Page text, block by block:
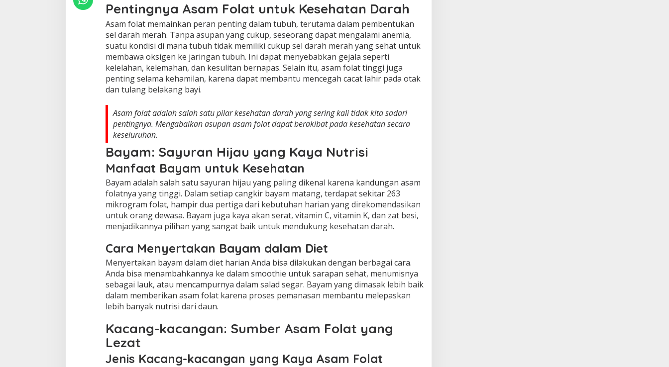
Pentingnya Asam Folat untuk Kesehatan Darah
Asam folat memainkan peran penting dalam tubuh, terutama dalam pembentukan
sel darah merah. Tanpa asupan yang cukup, seseorang dapat mengalami anemia,
suatu kondisi di mana tubuh tidak memiliki cukup sel darah merah yang sehat untuk
membawa oksigen ke jaringan tubuh. Ini dapat menyebabkan gejala seperti
kelelahan, kelemahan, dan kesulitan bernapas. Selain itu, asam folat tinggi juga
penting selama kehamilan, karena dapat membantu mencegah cacat lahir pada otak
dan tulang belakang bayi.
Asam folat adalah salah satu pilar kesehatan darah yang sering kali tidak kita sadari
pentingnya. Mengabaikan asupan asam folat dapat berakibat pada kesehatan secara
keseluruhan.
Bayam: Sayuran Hijau yang Kaya Nutrisi
Manfaat Bayam untuk Kesehatan
Bayam adalah salah satu sayuran hijau yang paling dikenal karena kandungan asam
folatnya yang tinggi. Dalam setiap cangkir bayam matang, terdapat sekitar 263
mikrogram folat, hampir dua pertiga dari kebutuhan harian yang direkomendasikan
untuk orang dewasa. Bayam juga kaya akan serat, vitamin C, vitamin K, dan zat besi,
menjadikannya pilihan yang sangat baik untuk mendukung kesehatan darah.
Cara Menyertakan Bayam dalam Diet
Menyertakan bayam dalam diet harian Anda bisa dilakukan dengan berbagai cara.
Anda bisa menambahkannya ke dalam smoothie untuk sarapan sehat, menumisnya
sebagai lauk, atau mencampurnya dalam salad segar. Bayam yang dimasak lebih baik
dalam memberikan asam folat karena proses pemanasan membantu melepaskan
lebih banyak nutrisi dari daun.
Kacang-kacangan: Sumber Asam Folat yang
Lezat
Jenis Kacang-kacangan yang Kaya Asam Folat